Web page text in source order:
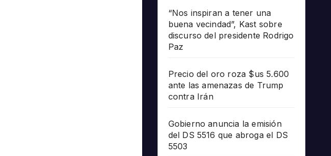
“Nos inspiran a tener una
buena vecindad”, Kast sobre
discurso del presidente Rodrigo
Paz
Precio del oro roza $us 5.600
ante las amenazas de Trump
contra Irán
Gobierno anuncia la emisión
del DS 5516 que abroga el DS
5503